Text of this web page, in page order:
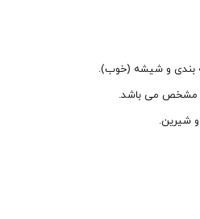
بندی و شیشه (خوب).
مشخص می باشد.
و شیرین.